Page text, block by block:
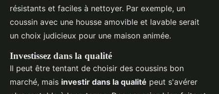
résistants et faciles à nettoyer. Par exemple, un
coussin avec une housse amovible et lavable serait
un choix judicieux pour une maison animée.
Investissez dans la qualité
Il peut être tentant de choisir des coussins bon
marché, mais investir dans la qualité peut s'avérer